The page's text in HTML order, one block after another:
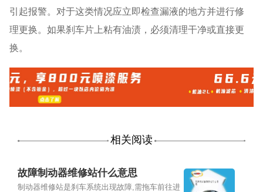
引起报警。对于这类情况应立即检查漏液的地方并进行修
理更换。如果刹车片上粘有油渍，必须清理干净或直接更
换。
相关阅读
故障制动器维修站什么意思
制动器维修站是刹车系统出现故障,需拖车前往进